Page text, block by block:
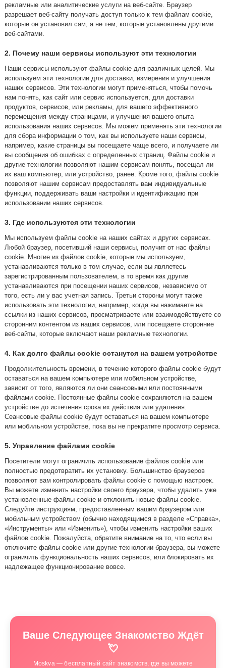
рекламные или аналитические услуги на веб-сайте. Браузер
разрешает веб-сайту получать доступ только к тем файлам cookie,
которые он установил сам, а не тем, которые установлены другими
веб-сайтами.
2. Почему наши сервисы используют эти технологии
Наши сервисы используют файлы cookie для различных целей. Мы
используем эти технологии для доставки, измерения и улучшения
наших сервисов. Эти технологии могут применяться, чтобы помочь
нам понять, как сайт или сервис используется, для доставки
продуктов, сервисов, или рекламы, для вашего эффективного
перемещения между страницами, и улучшения вашего опыта
использования наших сервисов. Мы можем применять эти технологии
для сбора информации о том, как вы используете наши сервисы,
например, какие страницы вы посещаете чаще всего, и получаете ли
вы сообщения об ошибках с определенных страниц. Файлы cookie и
другие технологии позволяют нашим сервисам понять, посещал ли
их ваш компьютер, или устройство, ранее. Кроме того, файлы cookie
позволяют нашим сервисам предоставлять вам индивидуальные
функции, поддерживать ваши настройки и идентификацию при
использовании наших сервисов.
3. Где используются эти технологии
Мы используем файлы cookie на наших сайтах и других сервисах.
Любой браузер, посетивший наши сервисы, получит от нас файлы
cookie. Многие из файлов cookie, которые мы используем,
устанавливаются только в том случае, если вы являетесь
зарегистрированным пользователем, в то время как другие
устанавливаются при посещении наших сервисов, независимо от
того, есть ли у вас учетная запись. Третьи стороны могут также
использовать эти технологии, например, когда вы нажимаете на
ссылки из наших сервисов, просматриваете или взаимодействуете со
сторонним контентом из наших сервисов, или посещаете сторонние
веб-сайты, которые включают наши рекламные технологии.
4. Как долго файлы cookie останутся на вашем устройстве
Продолжительность времени, в течение которого файлы cookie будут
оставаться на вашем компьютере или мобильном устройстве,
зависит от того, являются ли они сеансовыми или постоянными
файлами cookie. Постоянные файлы cookie сохраняются на вашем
устройстве до истечения срока их действия или удаления.
Сеансовые файлы cookie будут оставаться на вашем компьютере
или мобильном устройстве, пока вы не прекратите просмотр сервиса.
5. Управление файлами cookie
Посетители могут ограничить использование файлов cookie или
полностью предотвратить их установку. Большинство браузеров
позволяют вам контролировать файлы cookie с помощью настроек.
Вы можете изменить настройки своего браузера, чтобы удалить уже
установленные файлы cookie и отклонить новые файлы cookie.
Следуйте инструкциям, предоставленным вашим браузером или
мобильным устройством (обычно находящимся в разделе «Справка»,
«Инструменты» или «Изменить»), чтобы изменить настройки ваших
файлов cookie. Пожалуйста, обратите внимание на то, что если вы
отключите файлы cookie или другие технологии браузера, вы можете
ограничить функциональность наших сервисов, или блокировать их
надлежащее функционирование вовсе.
Ваше Следующее Знакомство Ждёт
💘
Moskva — бесплатный сайт знакомств, где вы можете